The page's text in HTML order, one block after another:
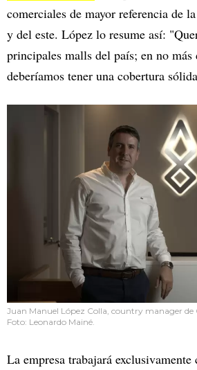
comerciales de mayor referencia de
y del este. López lo resume así:
principales malls del país; en no más
deberíamos tener una cobertura
Juan Manuel López Colla, country manager de
Foto: Leonardo Mainé.
La empresa trabajará exclusivamente